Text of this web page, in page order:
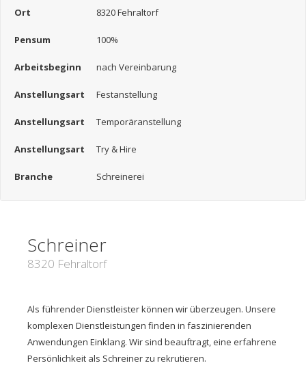
Ort 8320 Fehraltorf
Pensum 100%
Arbeitsbeginn nach Vereinbarung
Anstellungsart Festanstellung
Anstellungsart Temporäranstellung
Anstellungsart Try & Hire
Branche Schreinerei
Schreiner
8320 Fehraltorf
Als führender Dienstleister können wir überzeugen. Unsere
komplexen Dienstleistungen finden in faszinierenden
Anwendungen Einklang. Wir sind beauftragt, eine erfahrene
Persönlichkeit als Schreiner zu rekrutieren.